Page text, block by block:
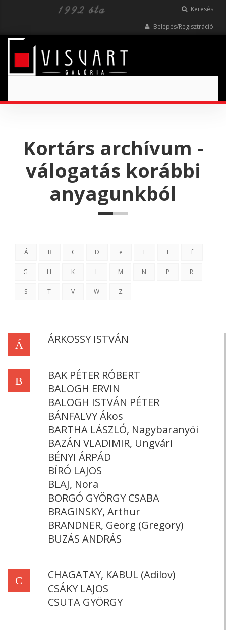
Keresés
Belépés/Regisztráció
Kortárs archívum -
válogatás korábbi
anyagunkból
Á B C D e E F f
G H K L M N P R
S T V W Z
Á ÁRKOSSY ISTVÁN
B
BAK PÉTER RÓBERT
BALOGH ERVIN
BALOGH ISTVÁN PÉTER
BÁNFALVY Ákos
BARTHA LÁSZLÓ, Nagybaranyói
BAZÁN VLADIMIR, Ungvári
BÉNYI ÁRPÁD
BÍRÓ LAJOS
BLAJ, Nora
BORGÓ GYÖRGY CSABA
BRAGINSKY, Arthur
BRANDNER, Georg (Gregory)
BUZÁS ANDRÁS
C
CHAGATAY, KABUL (Adilov)
CSÁKY LAJOS
CSUTA GYÖRGY